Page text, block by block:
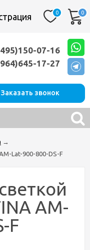
0 0
07-16
17-27
Заказать звонок
→
Lat-900-800-DS-F
AM-
F